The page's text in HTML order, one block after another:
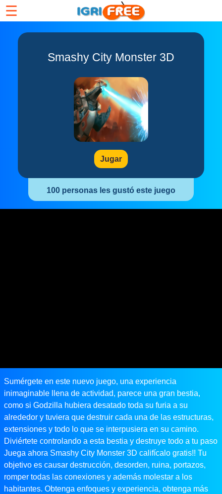
☰
Smashy City Monster 3D
Jugar
100 personas les gustó este juego
Sumérgete en este nuevo juego, una experiencia
inimaginable llena de actividad, parece una gran bestia,
como si Godzilla hubiera desatado toda su furia a su
alrededor y tuviera que destruir cada una de las estructuras,
extensiones y todo lo que se interpusiera en su camino.
Diviértete controlando a esta bestia y destruye todo a tu paso
Juega ahora Smashy City Monster 3D califícalo gratis!! Tu
objetivo es causar destrucción, desorden, ruina, portazos,
romper todas las conexiones y además molestar a los
habitantes. Obtenga enfoques y experiencia, obtenga más